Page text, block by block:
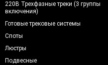
220В Трехфазные треки (3 группы
включения)
Готовые трековые системы
Споты
Люстры
Подвесные